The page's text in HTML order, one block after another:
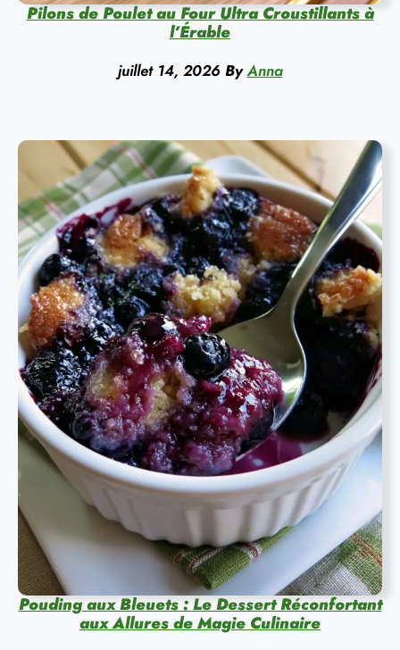
Pilons de Poulet au Four Ultra Croustillants à
l’Érable
juillet 14, 2026 By Anna
Pouding aux Bleuets : Le Dessert Réconfortant
aux Allures de Magie Culinaire